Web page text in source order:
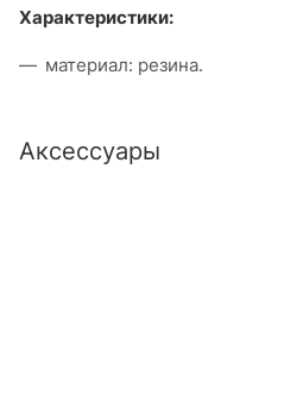
Характеристики:
материал: резина.
Аксессуары